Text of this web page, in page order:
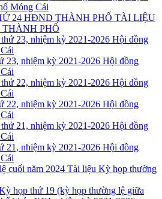
Móng Cái
TÀI LIỆU
PHỐ
23, nhiệm kỳ 2021-2026 Hội đồng
22, nhiệm kỳ 2021-2026 Hội đồng
21, nhiệm kỳ 2021-2026 Hội đồng
Tài liệu Kỳ họp thường